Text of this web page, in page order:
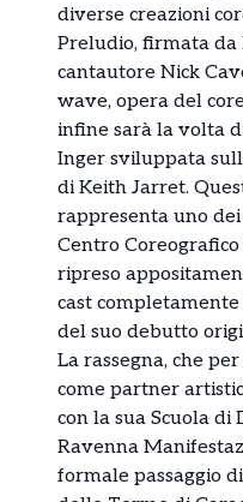
diverse creazioni
Preludio, firmata
cantautore Nick
wave, opera del
infine sarà la volta
Inger sviluppata
di Keith Jarret.
rappresenta uno
Centro
ripreso
cast
del suo debutto
La rassegna, che
come partner
con la sua Scuola di
Ravenna
formale passaggio